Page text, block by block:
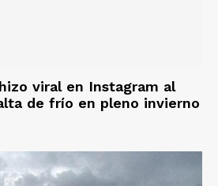
viral en Instagram al
de frío en pleno invierno